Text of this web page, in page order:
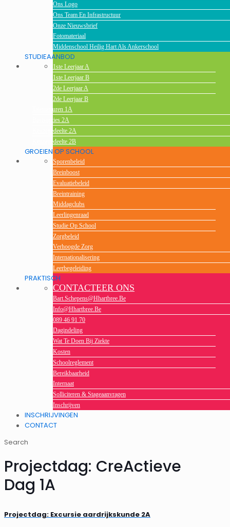
Ons Logo
Ons Team En Infrastructuur
Onze Nieuwsbrief
Fotomateriaal
Middenschool Heilig Hart Als Ankerschool
STUDIEAANBOD
1ste Leerjaar A
1ste Leerjaar B
2de Leerjaar A
2de Leerjaar B
Talentenuren 1A
Basisopties 2A
Keuzegedeelte 2A
Keuzegedeelte 2B
GROEIEN OP SCHOOL
Sporenbeleid
Breinboost
Evaluatiebeleid
Breintraining
Middagclubs
Leerlingenraad
Studie Op School
Zorgbeleid
Verhoogde Zorg
Internationalisering
Leerbegeleiding
PRAKTISCH
CONTACTEER ONS
Bart.schepens@hhartbree.be
Info@hhartbree.be
089 46 91 70
Dagindeling
Wat Te Doen Bij Ziekte
Kosten
Schoolreglement
Bereikbaarheid
Internaat
Solliciteren & Stageaanvragen
Inschrijven
INSCHRIJVINGEN
CONTACT
Search
Projectdag: CreActieve
Dag 1A
Projectdag: Excursie aardrijkskunde 2A